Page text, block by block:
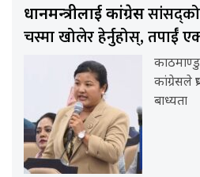
प्रधानमन्त्रीलाई कांग्रेस
चस्मा खोलेर हेर्नुहोस्, तपाईँ
काठमाण्डु-
कांग्रेसले
बाध्यता